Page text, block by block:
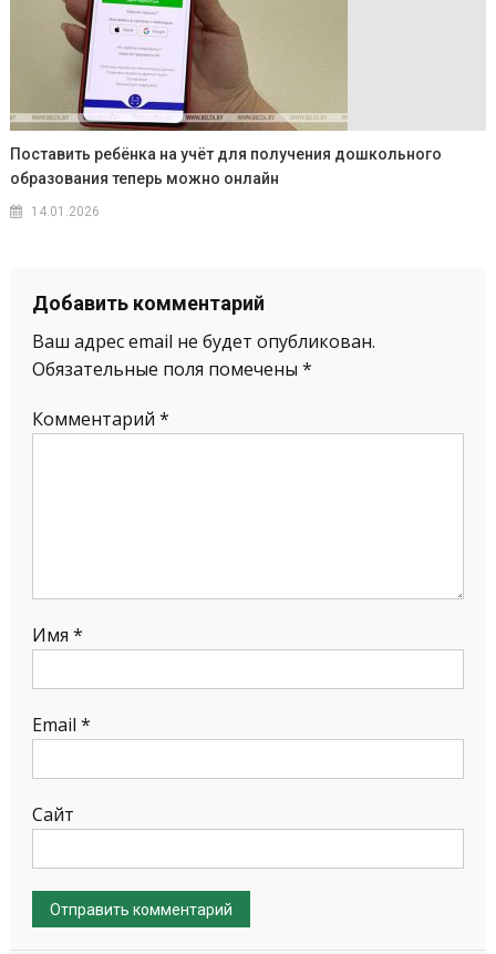
Поставить ребёнка на учёт для получения дошкольного
образования теперь можно онлайн
14.01.2026
Добавить комментарий
Ваш адрес email не будет опубликован.
Обязательные поля помечены *
Комментарий *
Имя *
Email *
Сайт